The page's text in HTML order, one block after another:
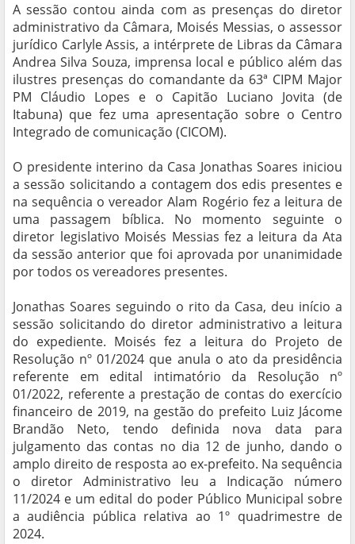
A sessão contou ainda com as presenças do diretor
administrativo da Câmara, Moisés Messias, o assessor
jurídico Carlyle Assis, a intérprete de Libras da Câmara
Andrea Silva Souza, imprensa local e público além das
ilustres presenças do comandante da 63ª CIPM Major
PM Cláudio Lopes e o Capitão Luciano Jovita (de
Itabuna) que fez uma apresentação sobre o Centro
Integrado de comunicação (CICOM).
O presidente interino da Casa Jonathas Soares iniciou
a sessão solicitando a contagem dos edis presentes e
na sequência o vereador Alam Rogério fez a leitura de
uma passagem bíblica. No momento seguinte o
diretor legislativo Moisés Messias fez a leitura da Ata
da sessão anterior que foi aprovada por unanimidade
por todos os vereadores presentes.
Jonathas Soares seguindo o rito da Casa, deu início a
sessão solicitando do diretor administrativo a leitura
do expediente. Moisés fez a leitura do Projeto de
Resolução nº 01/2024 que anula o ato da presidência
referente em edital intimatório da Resolução nº
01/2022, referente a prestação de contas do exercício
financeiro de 2019, na gestão do prefeito Luiz Jácome
Brandão Neto, tendo definida nova data para
julgamento das contas no dia 12 de junho, dando o
amplo direito de resposta ao ex-prefeito. Na sequência
o diretor Administrativo leu a Indicação número
11/2024 e um edital do poder Público Municipal sobre
a audiência pública relativa ao 1º quadrimestre de
2024.